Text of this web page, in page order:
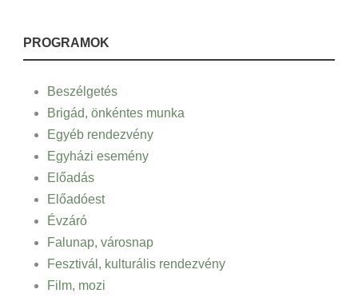
PROGRAMOK
Beszélgetés
Brigád, önkéntes munka
Egyéb rendezvény
Egyházi esemény
Előadás
Előadóest
Évzáró
Falunap, városnap
Fesztivál, kulturális rendezvény
Film, mozi